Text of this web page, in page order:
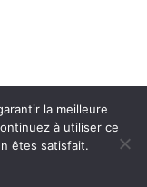
de freelance du
la meilleure
à utiliser ce
êtes satisfait.